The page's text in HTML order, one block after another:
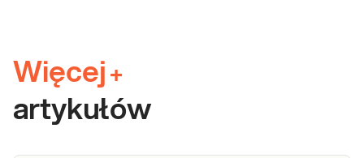
Więcej +
artykułów